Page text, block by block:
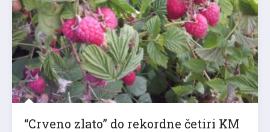
“Crveno zlato” do rekordne četiri KM